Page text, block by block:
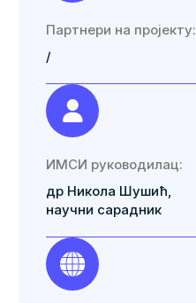
Партнери на пројекту:
/
ИМСИ руководилац:
др Никола Шушић,
научни сарадник